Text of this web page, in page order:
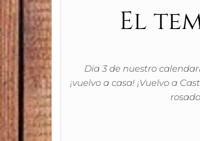
El
Día 3 de nuestro
¡vuelvo a casa! ¡Vuelvo a